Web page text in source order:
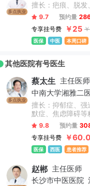
多点执业
擅长：疤痕、脱发
9.7 预约量
专享挂号费
￥25
医保 中医 本周口碑
其他医院有号医生
多点执业
蔡太生 主任医师
中南大学湘雅二
擅长：抑郁症、
默症、焦虑障碍等
9.8 预约量
专享挂号费
￥
医保 西医 患者推荐
赵郴 主任医师
长沙市中医医院